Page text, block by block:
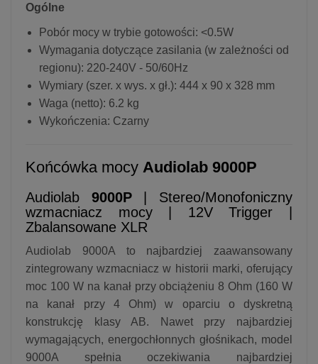
Ogólne
Pobór mocy w trybie gotowości: <0.5W
Wymagania dotyczące zasilania (w zależności od
regionu): 220-240V - 50/60Hz
Wymiary (szer. x wys. x gł.): 444 x 90 x 328 mm
Waga (netto): 6.2 kg
Wykończenia: Czarny
Końcówka mocy Audiolab 9000P
Audiolab 9000P| Stereo/Monofoniczny
wzmacniacz mocy | 12V Trigger |
Zbalansowane XLR
Audiolab 9000A to najbardziej zaawansowany
zintegrowany wzmacniacz w historii marki, oferujący
moc 100 W na kanał przy obciążeniu 8 Ohm (160 W
na kanał przy 4 Ohm) w oparciu o dyskretną
konstrukcję klasy AB. Nawet przy najbardziej
wymagających, energochłonnych głośnikach, model
9000A spełnia oczekiwania najbardziej